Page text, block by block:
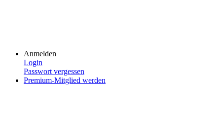
Anmelden
Login
Passwort vergessen
Premium-Mitglied werden